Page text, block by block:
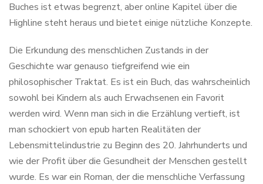
Buches ist etwas begrenzt, aber online Kapitel über die
Highline steht heraus und bietet einige nützliche Konzepte.
Die Erkundung des menschlichen Zustands in der
Geschichte war genauso tiefgreifend wie ein
philosophischer Traktat. Es ist ein Buch, das wahrscheinlich
sowohl bei Kindern als auch Erwachsenen ein Favorit
werden wird. Wenn man sich in die Erzählung vertieft, ist
man schockiert von epub harten Realitäten der
Lebensmittelindustrie zu Beginn des 20. Jahrhunderts und
wie der Profit über die Gesundheit der Menschen gestellt
wurde. Es war ein Roman, der die menschliche Verfassung